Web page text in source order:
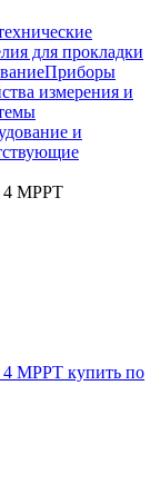
для прокладки
Приборы
измерения и
и
4 MPPT